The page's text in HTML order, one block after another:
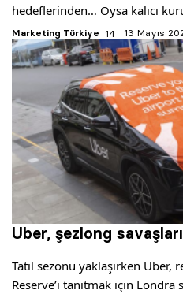
hedeflerinden… Oysa kalıcı
Marketing Türkiye 13 Mayıs
Uber, şezlong
Tatil sezonu yaklaşırken Uber,
Reserve’i tanıtmak için Londra